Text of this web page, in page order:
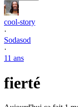
cool-story
·
Sodasod
·
11 ans
fierté